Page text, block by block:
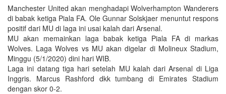
Manchester United akan menghadapi Wolverhampton Wanderers
di babak ketiga Piala FA. Ole Gunnar Solskjaer menuntut respons
positif dari MU di laga ini usai kalah dari Arsenal.
MU akan memainkan laga babak ketiga Piala FA di markas
Wolves. Laga Wolves vs MU akan digelar di Molineux Stadium,
Minggu (5/1/2020) dini hari WIB.
Laga ini datang tiga hari setelah MU kalah dari Arsenal di Liga
Inggris. Marcus Rashford dkk tumbang di Emirates Stadium
dengan skor 0-2.